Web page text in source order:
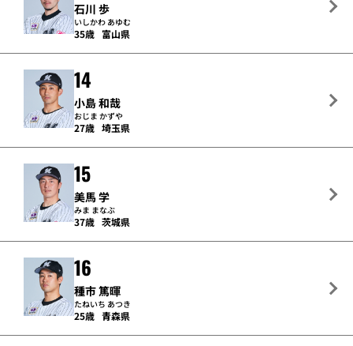
石川 歩
いしかわ あゆむ
35歳 富山県
14
小島 和哉
おじま かずや
27歳 埼玉県
15
美馬 学
みま まなぶ
37歳 茨城県
16
種市 篤暉
たねいち あつき
25歳 青森県